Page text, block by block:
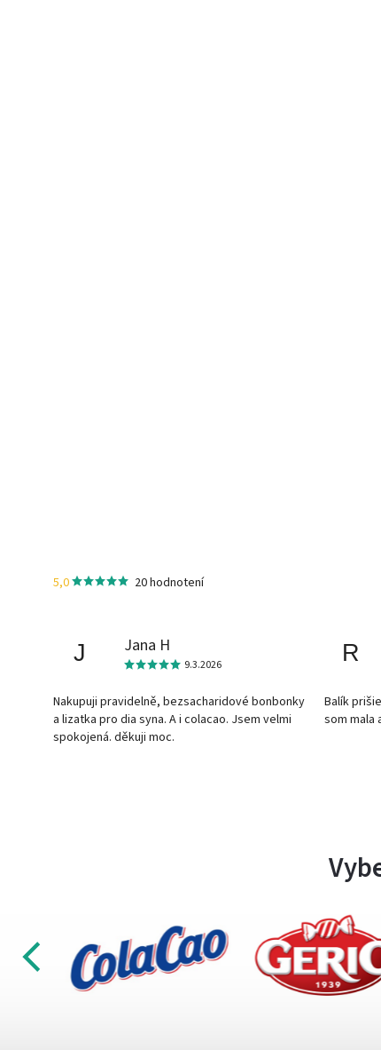
5,0 20 hodnotení
J Jana H
9.3.2026
Nakupuji pravidelně, bezsacharidové bonbonky
a lizatka pro dia syna. A i colacao. Jsem velmi
spokojená. děkuji moc.
R
Balík
som mala